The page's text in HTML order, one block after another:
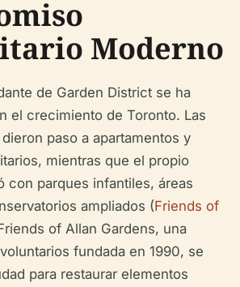
Moderno
de Garden District se ha
el crecimiento de Toronto. Las
paso a apartamentos y
mientras que el propio
con parques infantiles, áreas
ampliados (Friends of
of Allan Gardens, una
fundada en 1990, se
para restaurar elementos